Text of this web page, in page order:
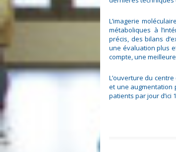
L’imagerie
métaboliques à
précis, des bilans
une évaluation plus
compte, une
L’ouverture du
et une augmentation
patients par jour d’ici